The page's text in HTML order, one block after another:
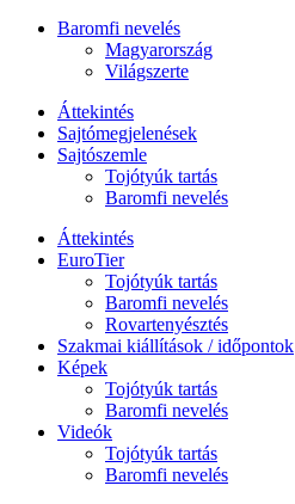
Baromfi nevelés
Magyarország
Világszerte
Áttekintés
Sajtómegjelenések
Sajtószemle
Tojótyúk tartás
Baromfi nevelés
Áttekintés
EuroTier
Tojótyúk tartás
Baromfi nevelés
Rovartenyésztés
Szakmai kiállítások / időpontok
Képek
Tojótyúk tartás
Baromfi nevelés
Videók
Tojótyúk tartás
Baromfi nevelés